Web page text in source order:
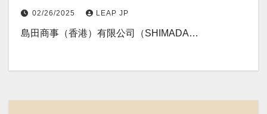
02/26/2025 LEAP JP
島田商事（香港）有限公司（SHIMADA…